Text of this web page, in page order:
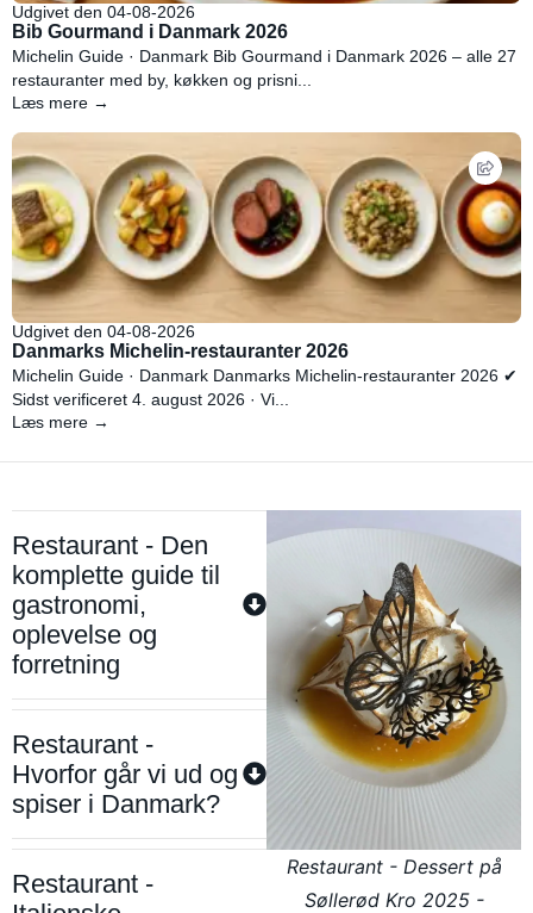
Udgivet den 04-08-2026
Bib Gourmand i Danmark 2026
Michelin Guide · Danmark Bib Gourmand i Danmark 2026 – alle 27
restauranter med by, køkken og prisni...
Læs mere →
Udgivet den 04-08-2026
Danmarks Michelin-restauranter 2026
Michelin Guide · Danmark Danmarks Michelin-restauranter 2026 ✔
Sidst verificeret 4. august 2026 · Vi...
Læs mere →
Restaurant - Den
komplette guide til
gastronomi,
oplevelse og
forretning
Restaurant -
Hvorfor går vi ud og
spiser i Danmark?
Restaurant -
Restaurant - Dessert på
Søllerød Kro 2025 -